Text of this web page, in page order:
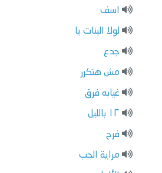
اسف
لولا البنات يا
جدع
مش هتكرر
غيابه فرق
١٢ بالليل
فرح
مراية الحب